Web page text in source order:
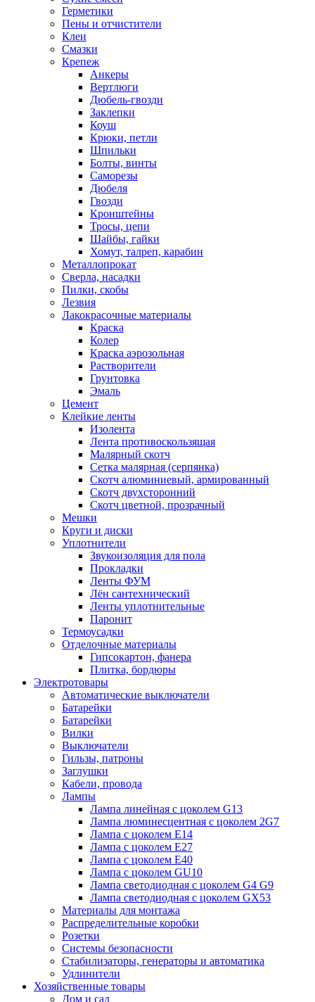
Герметики
Пены и отчистители
Клеи
Смазки
Крепеж
Анкеры
Вертлюги
Дюбель-гвозди
Заклепки
Коуш
Крюки, петли
Шпильки
Болты, винты
Саморезы
Дюбеля
Гвозди
Кронштейны
Тросы, цепи
Шайбы, гайки
Хомут, талреп, карабин
Металлопрокат
Сверла, насадки
Пилки, скобы
Лезвия
Лакокрасочные материалы
Краска
Колер
Краска аэрозольная
Растворители
Грунтовка
Эмаль
Цемент
Клейкие ленты
Изолента
Лента противоскользящая
Малярный скотч
Сетка малярная (серпянка)
Скотч алюминиевый, армированный
Скотч двухсторонний
Скотч цветной, прозрачный
Мешки
Круги и диски
Уплотнители
Звукоизоляция для пола
Прокладки
Ленты ФУМ
Лён сантехнический
Ленты уплотнительные
Паронит
Термоусадки
Отделочные материалы
Гипсокартон, фанера
Плитка, бордюры
Электротовары
Автоматические выключатели
Батарейки
Батарейки
Вилки
Выключатели
Гильзы, патроны
Заглушки
Кабели, провода
Лампы
Лампа линейная с цоколем G13
Лампа люминесцентная с цоколем 2G7
Лампа с цоколем E14
Лампа с цоколем E27
Лампа с цоколем E40
Лампа с цоколем GU10
Лампа светодиодная с цоколем G4 G9
Лампа светодиодная с цоколем GX53
Материалы для монтажа
Распределительные коробки
Розетки
Системы безопасности
Стабилизаторы, генераторы и автоматика
Удлинители
Хозяйственные товары
Дом и сад